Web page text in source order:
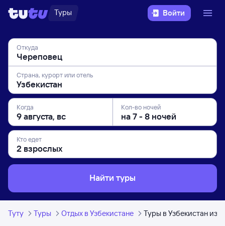
Туры Войти
Откуда
Страна, курорт или отель
Когда Кол-во ночей
Кто едет
Найти туры
Туту Туры Отдых в Узбекистане Туры в Узбекистан из